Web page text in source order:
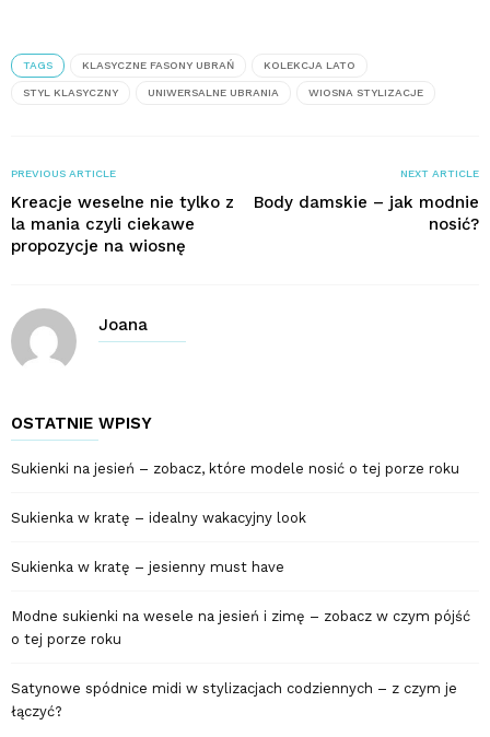
TAGS KLASYCZNE FASONY UBRAŃ KOLEKCJA LATO
STYL KLASYCZNY UNIWERSALNE UBRANIA WIOSNA STYLIZACJE
PREVIOUS ARTICLE
Kreacje weselne nie tylko z
la mania czyli ciekawe
propozycje na wiosnę
NEXT ARTICLE
Body damskie – jak modnie
nosić?
Joana
OSTATNIE WPISY
Sukienki na jesień – zobacz, które modele nosić o tej porze roku
Sukienka w kratę – idealny wakacyjny look
Sukienka w kratę – jesienny must have
Modne sukienki na wesele na jesień i zimę – zobacz w czym pójść
o tej porze roku
Satynowe spódnice midi w stylizacjach codziennych – z czym je
łączyć?